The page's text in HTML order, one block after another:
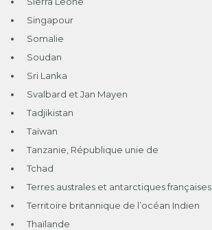
Singapour
Somalie
Soudan
Sri Lanka
Svalbard et Jan Mayen
Tadjikistan
Taïwan
Tanzanie, République unie de
Tchad
Terres australes et antarctiques françaises
Territoire britannique de l’océan Indien
Thaïlande